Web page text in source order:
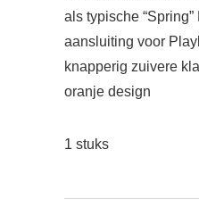
als typische
aansluiting voor
knapperig zuivere
oranje design
1 stuks